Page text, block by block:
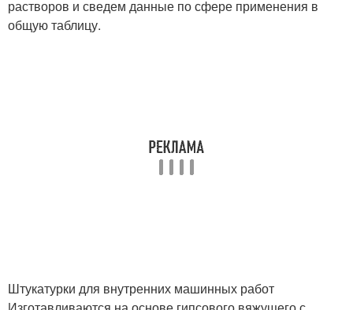
растворов и сведем данные по сфере применения в
общую таблицу.
Штукатурки для внутренних машинных работ